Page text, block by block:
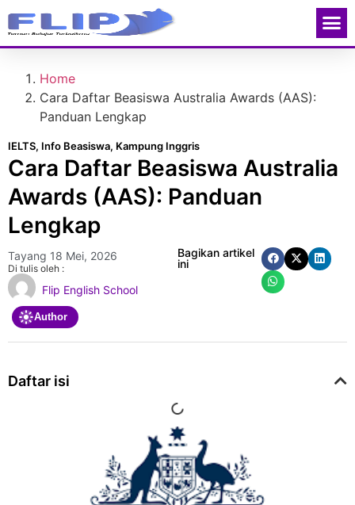
Home
Cara Daftar Beasiswa Australia Awards (AAS):
Panduan Lengkap
IELTS, Info Beasiswa, Kampung Inggris
Cara Daftar Beasiswa Australia
Awards (AAS): Panduan
Lengkap
Tayang 18 Mei, 2026
Di tulis oleh :
Flip English School
Author
Bagikan artikel
ini
Daftar isi